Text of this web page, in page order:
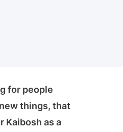
for people
things, that
Kaibosh as a